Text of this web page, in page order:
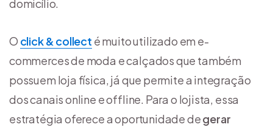
domicílio.
O click & collect é muito utilizado em e-
commerces de moda e calçados que também
possuem loja física, já que permite a integração
dos canais online e offline. Para o lojista, essa
estratégia oferece a oportunidade degerar